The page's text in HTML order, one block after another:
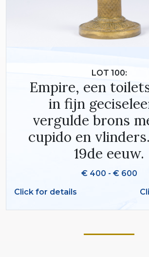
LOT 100:
Empire, een
in fijn
vergulde brons
cupido en
19de eeuw.
€ 400 - € 600
Click for details